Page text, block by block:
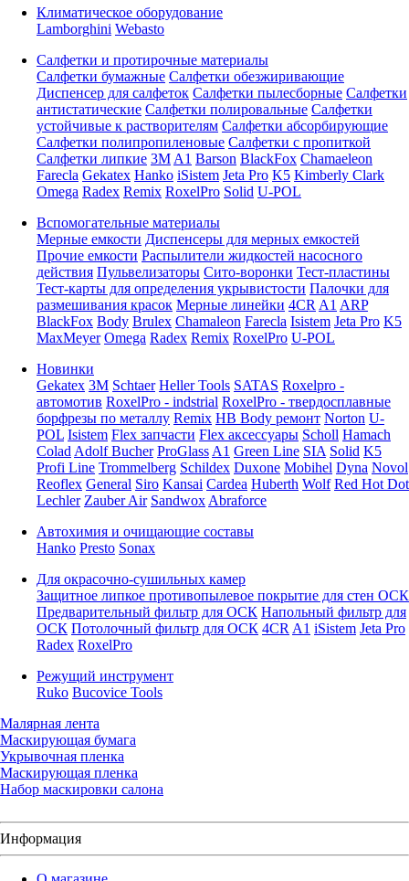
Климатическое оборудование
Lamborghini Webasto
Салфетки и протирочные материалы
Салфетки бумажные Салфетки обезжиривающие
Диспенсер для салфеток Салфетки пылесборные Салфетки
антистатические Салфетки полировальные Салфетки
устойчивые к растворителям Салфетки абсорбирующие
Салфетки полипропиленовые Салфетки с пропиткой
Салфетки липкие 3M A1 Barson BlackFox Chamaeleon
Farecla Gekatex Hanko iSistem Jeta Pro K5 Kimberly Clark
Omega Radex Remix RoxelPro Solid U-POL
Вспомогательные материалы
Мерные емкости Диспенсеры для мерных емкостей
Прочие емкости Распылители жидкостей насосного
действия Пульвелизаторы Сито-воронки Тест-пластины
Тест-карты для определения укрывистости Палочки для
размешивания красок Мерные линейки 4CR A1 ARP
BlackFox Body Brulex Chamaleon Farecla Isistem Jeta Pro K5
MaxMeyer Omega Radex Remix RoxelPro U-POL
Новинки
Gekatex 3M Schtaer Heller Tools SATAS Roxelpro -
автомотив RoxelPro - indstrial RoxelPro - твердосплавные
борфрезы по металлу Remix HB Body ремонт Norton U-
POL Isistem Flex запчасти Flex аксессуары Scholl Hamach
Colad Adolf Bucher ProGlass A1 Green Line SIA Solid K5
Profi Line Trommelberg Schildex Duxone Mobihel Dyna Novol
Reoflex General Siro Kansai Cardea Huberth Wolf Red Hot Dot
Lechler Zauber Air Sandwox Abraforce
Автохимия и очищающие составы
Hanko Presto Sonax
Для окрасочно-сушильных камер
Защитное липкое противопылевое покрытие для стен ОСК
Предварительный фильтр для ОСК Напольный фильтр для
ОСК Потолочный фильтр для ОСК 4CR A1 iSistem Jeta Pro
Radex RoxelPro
Режущий инструмент
Ruko Bucovice Tools
Малярная лента
Маскирующая бумага
Укрывочная пленка
Маскирующая пленка
Набор маскировки салона
Информация